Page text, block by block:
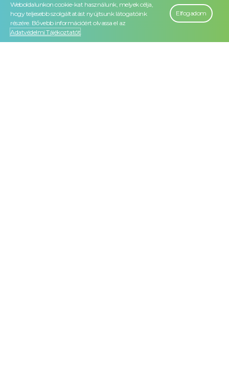
Weboldalunkon cookie-kat használunk, melyek célja,
hogy teljesebb szolgáltatást nyújtsunk látogatóink
részére. Bővebb információért olvassa el az
Adatvédelmi Tájékoztatót.
Elfogadom